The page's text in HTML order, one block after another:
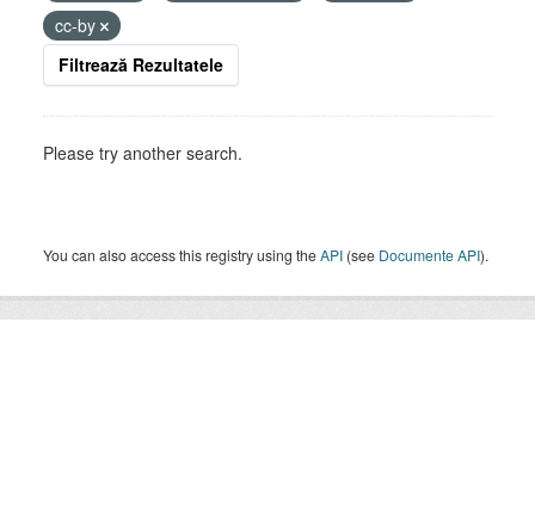
cc-by
Filtrează Rezultatele
Please try another search.
You can also access this registry using theAPI (see Documente API).